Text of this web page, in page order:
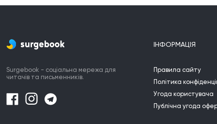
Surgebook - соціальна мережа для
читачів та письменників.
ІНФОРМАЦІЯ
Правила сайту
Політика
Угода користувача
Публічна угода